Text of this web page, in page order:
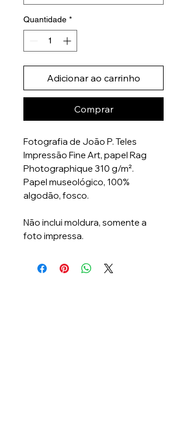
Quantidade *
Adicionar ao carrinho
Comprar
Fotografia de João P. Teles
Impressão Fine Art, papel Rag
Photographique 310 g/m².
Papel museológico, 100%
algodão, fosco.
Não inclui moldura, somente a
foto impressa.